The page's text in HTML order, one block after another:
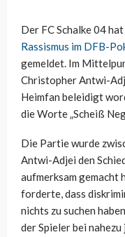
Der FC Schalke 04
Rassismus im DFB-
gemeldet. Im
Christopher Antwi-
Heimfan beleidigt
die Worte „Scheiß
Die Partie wurde
Antwi-Adjei den
aufmerksam gemacht
forderte, dass
nichts zu suchen
der Spieler bei